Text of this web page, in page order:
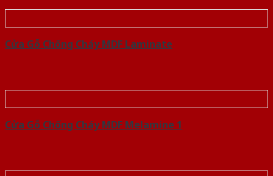
Cửa Gỗ Chống Cháy MDF Laminate
Cửa Gỗ Chống Cháy MDF Melamine 1